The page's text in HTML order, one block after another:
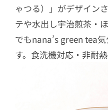
ゃつる）」がデザイン
テや水出し宇治煎茶・
でもnana’s green tea
す。食洗機対応・非耐熱